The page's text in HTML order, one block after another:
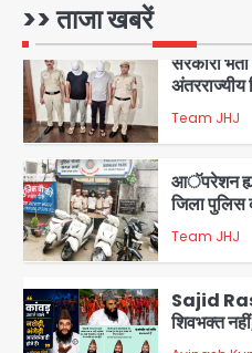
>> ताजा खबरें
3
सरकारी
अंतरराज्यीय
समेत 7
Team JHJ
4
आॅपरेशन
जिला पुलिस
Team JHJ
5
Sajid
शिवभक्त
कांवड़ियों पर
कराई FIR,
Avinash